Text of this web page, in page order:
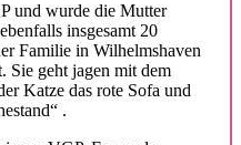
und wurde die Mutter
insgesamt 20
Familie in Wilhelmshaven
Sie geht jagen mit dem
Katze das rote Sofa und
.